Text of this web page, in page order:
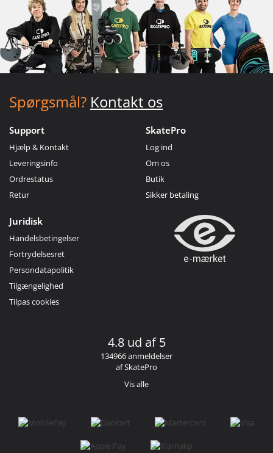
Spørgsmål? Kontakt os
Support
Hjælp & Kontakt
Leveringsinfo
Ordrestatus
Retur
SkatePro
Log ind
Om os
Butik
Sikker betaling
Juridisk
Handelsbetingelser
Fortrydelsesret
Persondatapolitik
Tilgængelighed
Tilpas cookies
4.8 ud af 5
134966 anmeldelser
af SkatePro
Vis alle